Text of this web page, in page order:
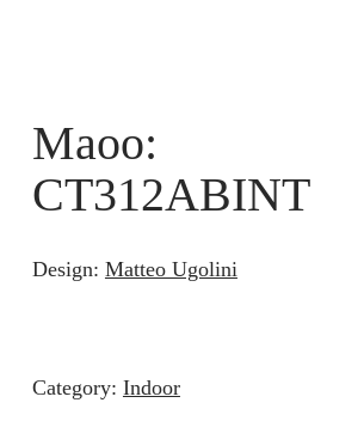
Maoo:
CT312ABINT
Design: Matteo Ugolini
Category: Indoor